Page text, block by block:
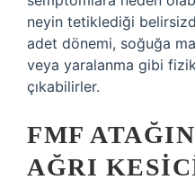
neyin tetiklediği
adet dönemi, soğuğa
veya yaralanma gibi
çıkabilirler.
FMF
AĞRI